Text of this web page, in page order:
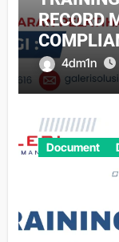
RECORD
4dm1n
Document